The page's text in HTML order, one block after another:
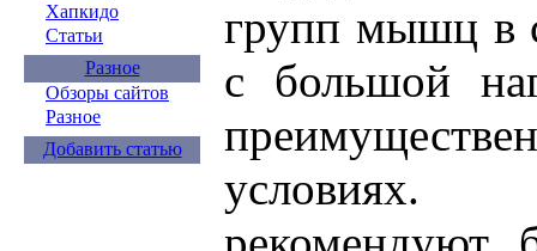
Хапкидо
Статьи
Разное
Обзоры сайтов
Разное
Добавить статью
групп мышц в
с большой